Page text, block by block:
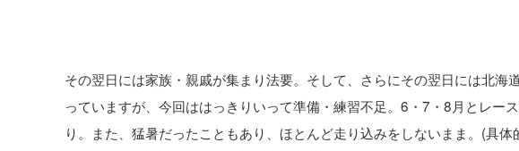
その翌日には家族・親戚が集まり法要。そして、さらにその翌日には北
っていますが、今回ははっきりいって準備・練習不足。6・7・8月とレー
り。また、猛暑だったこともあり、ほとんど走り込みをしないまま。(具